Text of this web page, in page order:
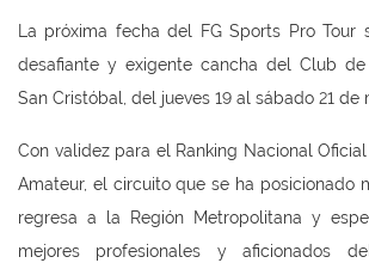
La próxima fecha del FG Sports Pro Tour
desafiante y exigente cancha del Club
San Cristóbal, del jueves 19 al sábado 21 de
Con validez para el Ranking Nacional
Amateur, el circuito que se ha posicionado
regresa a la Región Metropolitana y
mejores profesionales y aficionados